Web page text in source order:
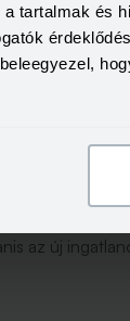
tartalmak és
a járvány
a
lakáshitel
lehet,
az új